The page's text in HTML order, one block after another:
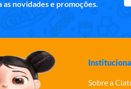
novidades e promoções.
Sobre a